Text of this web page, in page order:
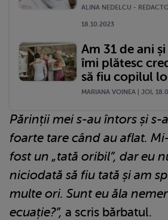
ALINA NEDELCU -
18.10.2023
Am 31 de ani
îmi plătesc
să fiu copilul
MARIANA VOINEA | JOI,
Părinții mei s-au întors și s-
foarte tare când au aflat.
fost un „tată oribil”, dar eu
niciodată să fiu tată și am
multe ori. Sunt eu ăla
ecuație?”, a scris bărbatul.